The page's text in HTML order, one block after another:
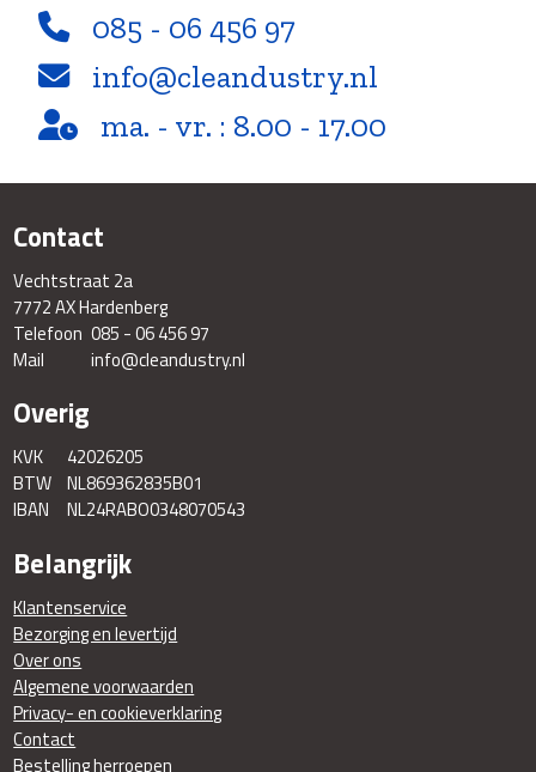
085 - 06 456 97
info@cleandustry.nl
ma. - vr. : 8.00 - 17.00
Contact
Vechtstraat 2a
7772 AX Hardenberg
Telefoon 085 - 06 456 97
Mail
info@cleandustry.nl
Overig
KVK
42026205
BTW NL869362835B01
IBAN
NL24RABO0348070543
Belangrijk
Klantenservice
Bezorging en levertijd
Over ons
Algemene voorwaarden
Privacy- en cookieverklaring
Contact
Bestelling herroepen